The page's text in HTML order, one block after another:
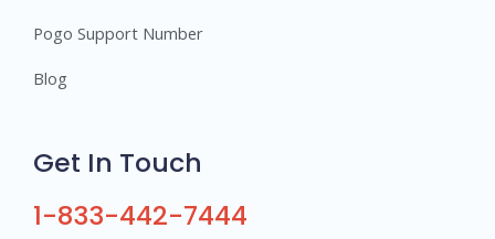
Pogo Support Number
Blog
Get In Touch
1-833-442-7444